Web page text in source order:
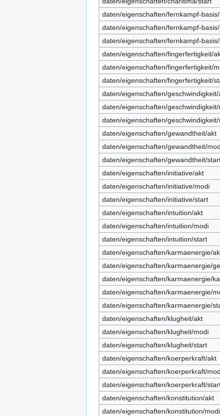
daten/eigenschaften/fernkampf-
daten/eigenschaften/fernkampf-
daten/eigenschaften/fernkampf-
daten/eigenschaften/fingerfertigkeit/
daten/eigenschaften/fingerfertigkeit/
daten/eigenschaften/fingerfertigkeit/
daten/eigenschaften/geschwindigkeit/
daten/eigenschaften/geschwindigkeit/
daten/eigenschaften/geschwindigkeit/
daten/eigenschaften/gewandtheit/akt
daten/eigenschaften/gewandtheit/
daten/eigenschaften/gewandtheit/
daten/eigenschaften/initiative/akt
daten/eigenschaften/initiative/modi
daten/eigenschaften/initiative/start
daten/eigenschaften/intuition/akt
daten/eigenschaften/intuition/modi
daten/eigenschaften/intuition/start
daten/eigenschaften/karmaenergie/
daten/eigenschaften/karmaenergie/
daten/eigenschaften/karmaenergie/
daten/eigenschaften/karmaenergie/
daten/eigenschaften/karmaenergie/
daten/eigenschaften/klugheit/akt
daten/eigenschaften/klugheit/modi
daten/eigenschaften/klugheit/start
daten/eigenschaften/koerperkraft/akt
daten/eigenschaften/koerperkraft/
daten/eigenschaften/koerperkraft/
daten/eigenschaften/konstitution/akt
daten/eigenschaften/konstitution/modi